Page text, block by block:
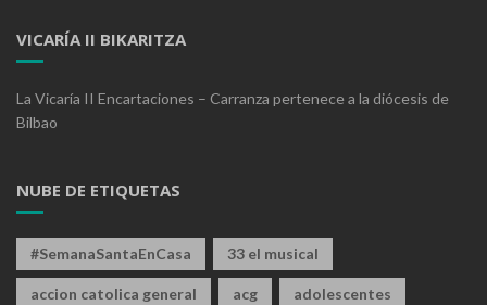
VICARÍA II BIKARITZA
La Vicaría II Encartaciones – Carranza pertenece a la diócesis de
Bilbao
NUBE DE ETIQUETAS
#SemanaSantaEnCasa 33 el musical
accion catolica general acg adolescentes